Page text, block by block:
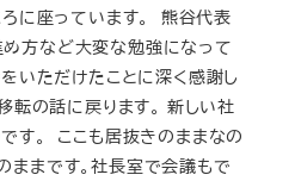
に座っています。 熊谷代表
方など大変な勉強になって
いただけたことに深く感謝し
転の話に戻ります。 新しい社
す。 ここも居抜きのままなの
ままです。社長室で会議もで